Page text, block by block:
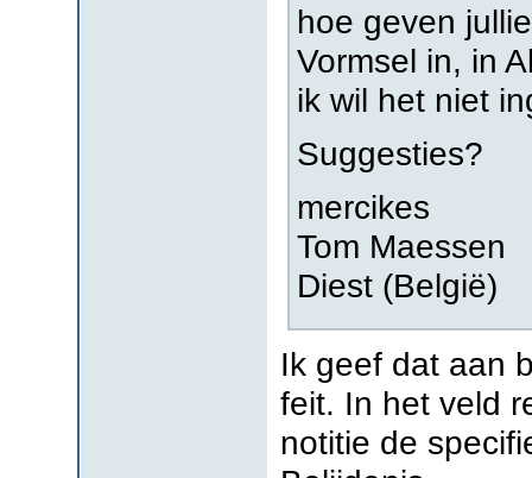
hoe geven
Vormsel in, in
ik wil het niet
Suggesties?
mercikes
Tom Maessen
Diest (België)
Ik geef dat aan
feit. In het veld
notitie de